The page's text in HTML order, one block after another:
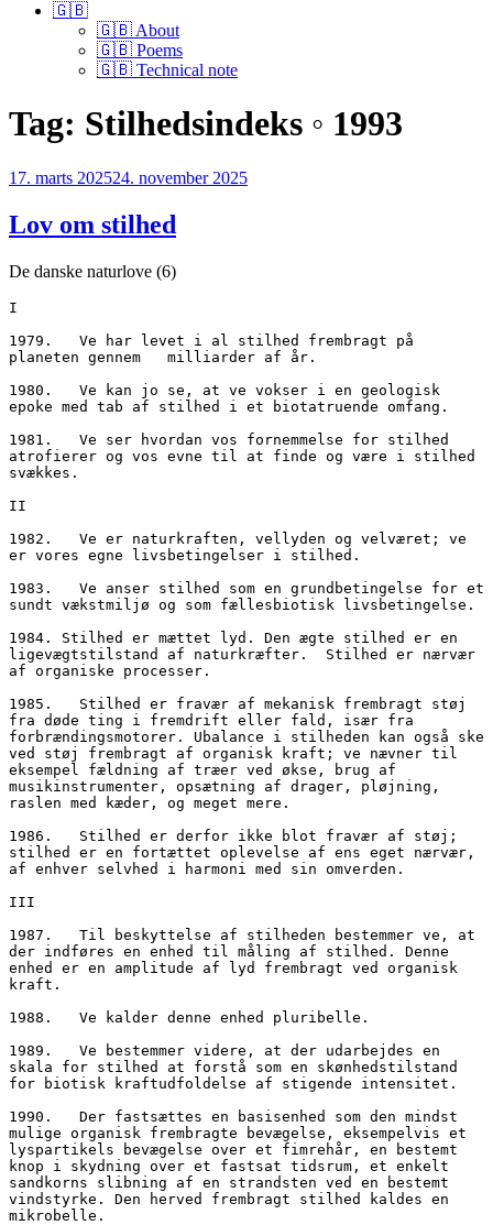
🇬🇧
🇬🇧 About
🇬🇧 Poems
🇬🇧 Technical note
Tag: Stilhedsindeks ◦ 1993
Udgivet
17. marts 202524. november 2025
Lov om stilhed
De danske naturlove (6)
I
1979.	Ve har levet i al stilhed frembragt på
planeten gennem   milliarder af år.
1980.	Ve kan jo se, at ve vokser i en geologisk
epoke med tab af stilhed i et biotatruende omfang.
1981.	Ve ser hvordan vos fornemmelse for stilhed
atrofierer og vos evne til at finde og være i stilhed
svækkes.
II
1982.	Ve er naturkraften, vellyden og velværet; ve
er vores egne livsbetingelser i stilhed.
1983.	Ve anser stilhed som en grundbetingelse for et
sundt vækstmiljø og som fællesbiotisk livsbetingelse.
1984. Stilhed er mættet lyd. Den ægte stilhed er en
ligevægtstilstand af naturkræfter.  Stilhed er nærvær
af organiske processer.
1985.	Stilhed er fravær af mekanisk frembragt støj
fra døde ting i fremdrift eller fald, især fra
forbrændingsmotorer. Ubalance i stilheden kan også ske
ved støj frembragt af organisk kraft; ve nævner til
eksempel fældning af træer ved økse, brug af
musikinstrumenter, opsætning af drager, pløjning,
raslen med kæder, og meget mere.
1986.	Stilhed er derfor ikke blot fravær af støj;
stilhed er en fortættet oplevelse af ens eget nærvær,
af enhver selvhed i harmoni med sin omverden.
III
1987.	Til beskyttelse af stilheden bestemmer ve, at
der indføres en enhed til måling af stilhed. Denne
enhed er en amplitude af lyd frembragt ved organisk
kraft.
1988.	Ve kalder denne enhed pluribelle.
1989.	Ve bestemmer videre, at der udarbejdes en
skala for stilhed at forstå som en skønhedstilstand
for biotisk kraftudfoldelse af stigende intensitet.
1990.	Der fastsættes en basisenhed som den mindst
mulige organisk frembragte bevægelse, eksempelvis et
lyspartikels bevægelse over et fimrehår, en bestemt
knop i skydning over et fastsat tidsrum, et enkelt
sandkorns slibning af en strandsten ved en bestemt
vindstyrke. Den herved frembragt stilhed kaldes en
mikrobelle.